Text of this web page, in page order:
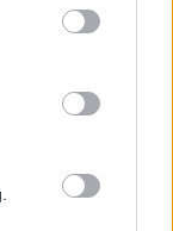
may click to
party tags to
below Google
– Η